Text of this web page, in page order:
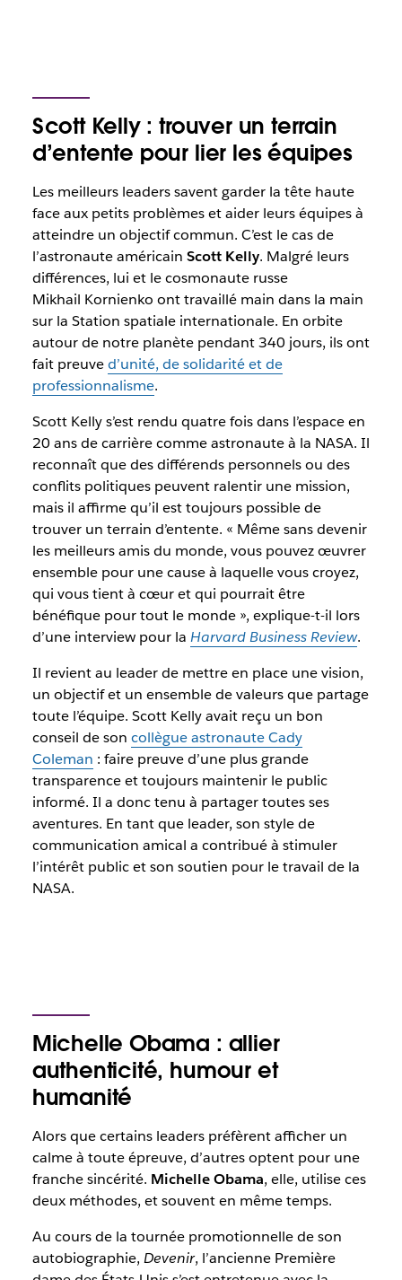
Scott Kelly : trouver un terrain
d’entente pour lier les équipes
Les meilleurs leaders savent garder la tête haute
face aux petits problèmes et aider leurs équipes à
atteindre un objectif commun. C’est le cas de
l’astronaute américain Scott Kelly. Malgré leurs
différences, lui et le cosmonaute russe
Mikhail Kornienko ont travaillé main dans la main
sur la Station spatiale internationale. En orbite
autour de notre planète pendant 340 jours, ils ont
fait preuved’unité, de solidarité et de
professionnalisme.
Scott Kelly s’est rendu quatre fois dans l’espace en
20 ans de carrière comme astronaute à la NASA. Il
reconnaît que des différends personnels ou des
conflits politiques peuvent ralentir une mission,
mais il affirme qu’il est toujours possible de
trouver un terrain d’entente. « Même sans devenir
les meilleurs amis du monde, vous pouvez œuvrer
ensemble pour une cause à laquelle vous croyez,
qui vous tient à cœur et qui pourrait être
bénéfique pour tout le monde », explique-t-il lors
d’une interview pour la Harvard Business Review.
Il revient au leader de mettre en place une vision,
un objectif et un ensemble de valeurs que partage
toute l’équipe. Scott Kelly avait reçu un bon
conseil de son collègue astronaute Cady
Coleman : faire preuve d’une plus grande
transparence et toujours maintenir le public
informé. Il a donc tenu à partager toutes ses
aventures. En tant que leader, son style de
communication amical a contribué à stimuler
l’intérêt public et son soutien pour le travail de la
NASA.
Michelle Obama : allier
authenticité, humour et
humanité
Alors que certains leaders préfèrent afficher un
calme à toute épreuve, d’autres optent pour une
franche sincérité. Michelle Obama, elle, utilise ces
deux méthodes, et souvent en même temps.
Au cours de la tournée promotionnelle de son
autobiographie, Devenir, l’ancienne Première